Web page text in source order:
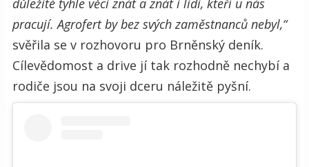
důležité tyhle věci znát a znát i lidi, kteří u nás
pracují. Agrofert by bez svých zaměstnanců nebyl,“
svěřila se v rozhovoru pro Brněnský deník.
Cílevědomost a drive jí tak rozhodně nechybí a
rodiče jsou na svoji dceru náležitě pyšní.